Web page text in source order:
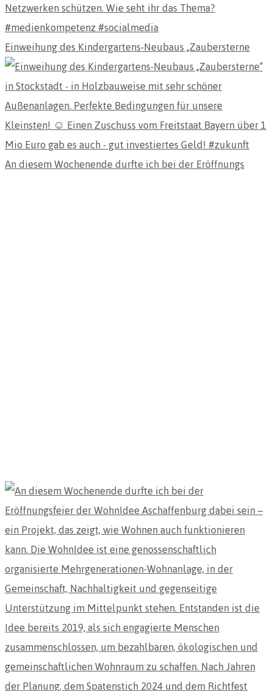
Einweihung des Kindergartens-Neubaus „Zaubersterne
An diesem Wochenende durfte ich bei der Eröffnungs